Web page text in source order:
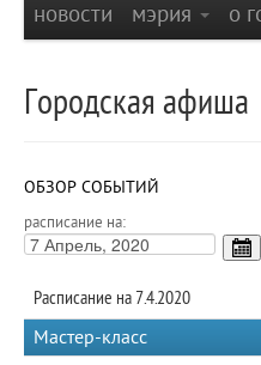
новости мэрия о
Городская афиша
ОБЗОР СОБЫТИЙ
расписание на:
Расписание на 7.4.2020
Мастер-класс